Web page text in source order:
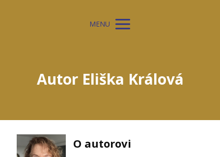
MENU
Autor Eliška Králová
O autorovi